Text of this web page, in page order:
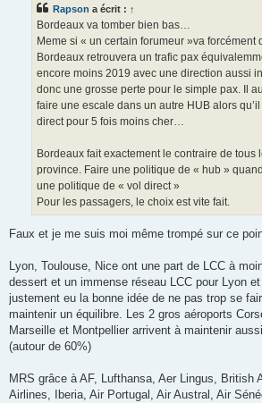
Rapson a écrit : ↑
Bordeaux va tomber bien bas…
Meme si « un certain forumeur »va forcément
Bordeaux retrouvera un trafic pax
encore moins 2019 avec une direction aussi
donc une grosse perte pour le simple pax. Il
faire une escale dans un autre HUB alors
direct pour 5 fois moins cher…
Bordeaux fait exactement le contraire de tous
province. Faire une politique de « hub »
une politique de « vol direct »
Pour les passagers, le choix est vite fait.
Faux et je me suis moi même trompé sur ce
Lyon, Toulouse, Nice ont une part de LCC à
dessert et un immense réseau LCC pour Lyon
justement eu la bonne idée de ne pas trop se
maintenir un équilibre. Les 2 gros aéroports
Marseille et Montpellier arrivent à maintenir
(autour de 60%)
MRS grâce à AF, Lufthansa, Aer Lingus, British
Airlines, Iberia, Air Portugal, Air Austral, Air